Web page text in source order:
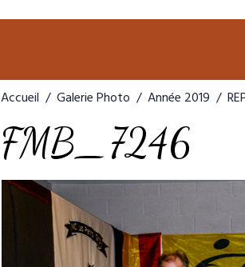
Accueil Galerie Photo Année 2019
FMB_7246